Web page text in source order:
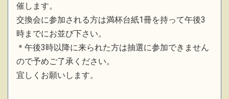
催します。
交換会に参加される方は満杯台紙1冊を持って午後3
時までにお並び下さい。
＊午後3時以降に来られた方は抽選に参加できません
ので予めご了承ください。
宜しくお願いします。